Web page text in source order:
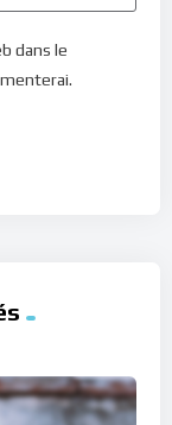
dans le